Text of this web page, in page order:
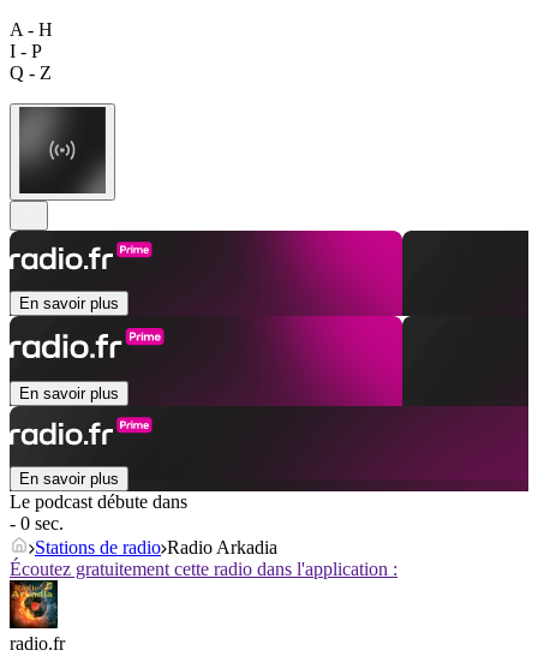
A - H
I - P
Q - Z
En savoir plus
En savoir plus
En savoir plus
Le podcast débute dans
- 0 sec.
Stations de radio Radio Arkadia
Écoutez gratuitement cette radio dans l'application :
radio.fr